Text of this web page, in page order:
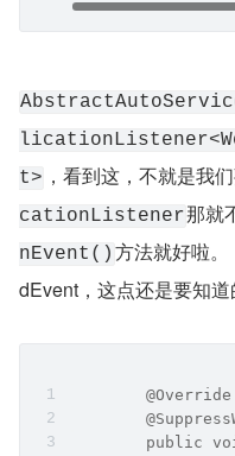
t> ，看到这，不就是我
cationListener那就
nEvent() 方法就好啦
dEvent，这点还是要知道
	@Override
public